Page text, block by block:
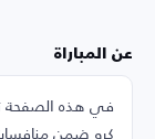
عن المباراة
في هذه الصفحة